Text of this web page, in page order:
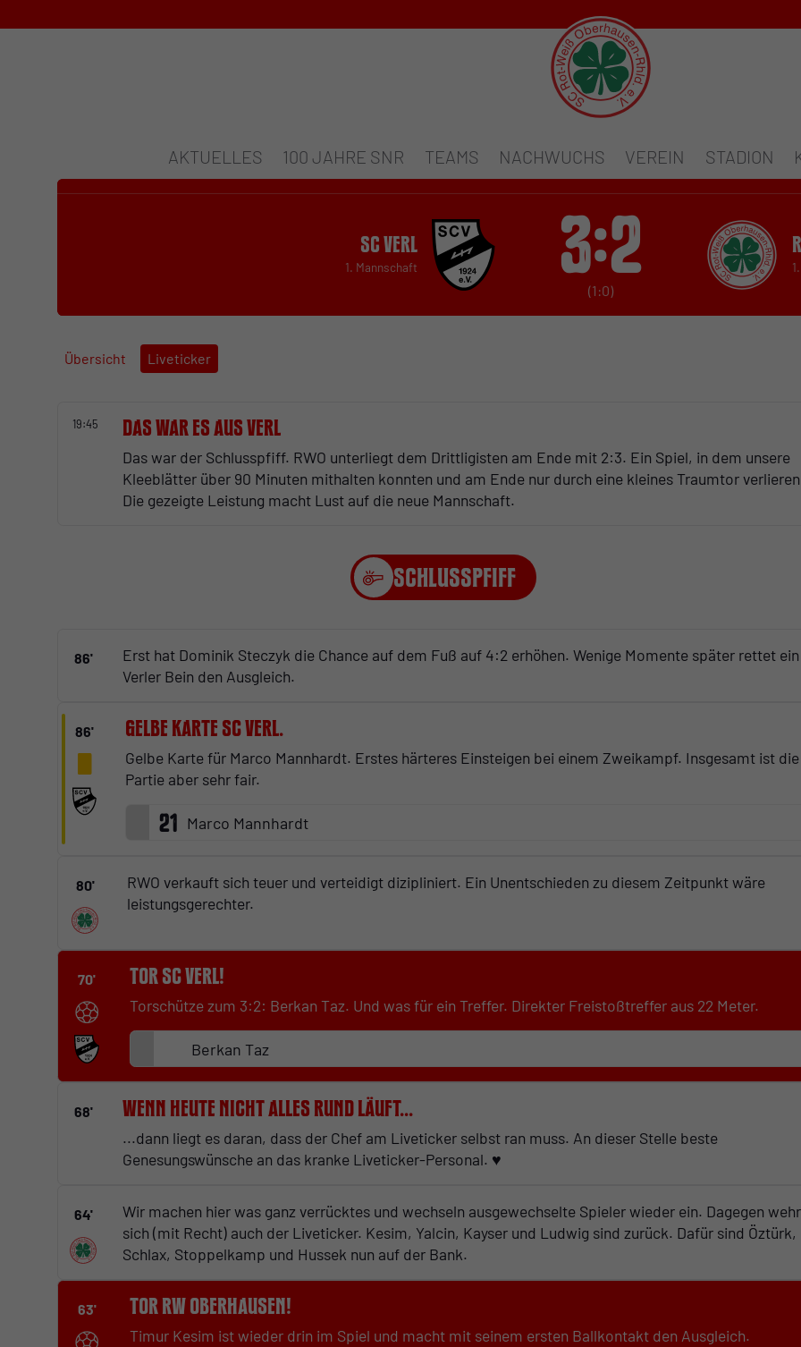
AKTUELLES 100 JAHRE SNR TEAMS NACHWUCHS VEREIN STADION
SC Verl
1. Mannschaft 3:2
(1:0)
Übersicht Liveticker
19:45 Das war es aus Verl
Das war der Schlusspfiff. RWO unterliegt dem Drittligisten am Ende mit 2:3. Ein Spiel, in dem unsere
Kleeblätter über 90 Minuten mithalten konnten und am Ende nur durch eine kleines Traumtor
Die gezeigte Leistung macht Lust auf die neue Mannschaft.
Schlusspfiff
86'
Erst hat Dominik Steczyk die Chance auf dem Fuß auf 4:2 erhöhen. Wenige Momente später rettet ein
Verler Bein den Ausgleich.
86' Gelbe Karte SC Verl.
Gelbe Karte für Marco Mannhardt. Erstes härteres Einsteigen bei einem Zweikampf. Insgesamt ist die
Partie aber sehr fair.
21 Marco Mannhardt
80'
RWO verkauft sich teuer und verteidigt dizipliniert. Ein Unentschieden zu diesem Zeitpunkt wäre
leistungsgerechter.
70' Tor SC Verl!
Torschütze zum 3:2: Berkan Taz. Und was für ein Treffer. Direkter Freistoßtreffer aus 22 Meter.
Berkan Taz
68' Wenn heute nicht alles rund läuft...
...dann liegt es daran, dass der Chef am Liveticker selbst ran muss. An dieser Stelle beste
Genesungswünsche an das kranke Liveticker-Personal. ♥
64'
Wir machen hier was ganz verrücktes und wechseln ausgewechselte Spieler wieder ein. Dagegen
sich (mit Recht) auch der Liveticker. Kesim, Yalcin, Kayser und Ludwig sind zurück. Dafür sind Öztürk,
Schlax, Stoppelkamp und Hussek nun auf der Bank.
63' Tor RW Oberhausen!
Timur Kesim ist wieder drin im Spiel und macht mit seinem ersten Ballkontakt den Ausgleich.